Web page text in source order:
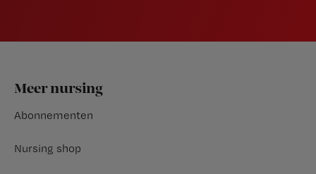
Footer
Meer nursing
Abonnementen
Nursing shop